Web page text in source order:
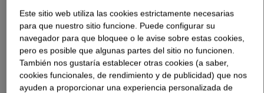
Qué esRENUVA™ FF 60 Polyol?
Este sitio web utiliza las cookies estrictamente necesarias
para que nuestro sitio funcione. Puede configurar su
navegador para que bloquee o le avise sobre estas cookies,
pero es posible que algunas partes del sitio no funcionen.
También nos gustaría establecer otras cookies (a saber,
cookies funcionales, de rendimiento y de publicidad) que nos
ayuden a proporcionar una experiencia personalizada de